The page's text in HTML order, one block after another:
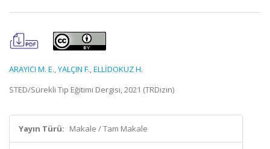
ARAYICI M. E.,YALÇIN F.,ELLİDOKUZ H.
STED/Sürekli Tıp Eğitimi Dergisi, 2021 (TRDizin)
Yayın Türü: Makale / Tam Makale